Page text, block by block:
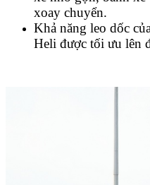
xoay chuyển.
Khả năng leo dốc
Heli được tối ưu lên